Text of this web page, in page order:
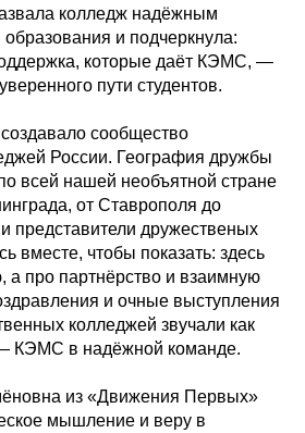
колледж надёжным
и подчеркнула:
которые даёт КЭМС, —
пути студентов.
сообщество
России. География дружбы
всей нашей необъятной стране
от Ставрополя до
представители дружественых
вместе, чтобы показать: здесь
а про партнёрство и взаимную
и очные выступления
колледжей звучали как
КЭМС в надёжной команде.
из «Движения Первых»
мышление и веру в